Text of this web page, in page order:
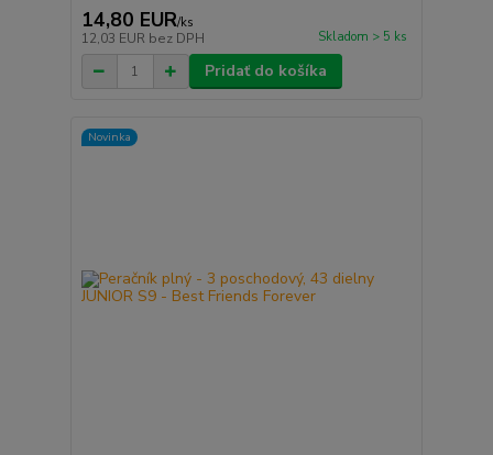
14,80 EUR/ks
12,03 EUR bez DPH Skladom > 5 ks
Pridať do košíka
Novinka